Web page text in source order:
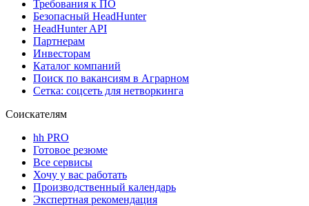
Требования к ПО
Безопасный HeadHunter
HeadHunter API
Партнерам
Инвесторам
Каталог компаний
Поиск по вакансиям в Аграрном
Сетка: соцсеть для нетворкинга
Соискателям
hh PRO
Готовое резюме
Все сервисы
Хочу у вас работать
Производственный календарь
Экспертная рекомендация